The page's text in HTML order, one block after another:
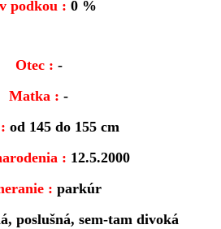
podkou : 0 %
Otec : -
Matka : -
od 145 do 155 cm
: 12.5.2000
: parkúr
poslušná, sem-tam divoká